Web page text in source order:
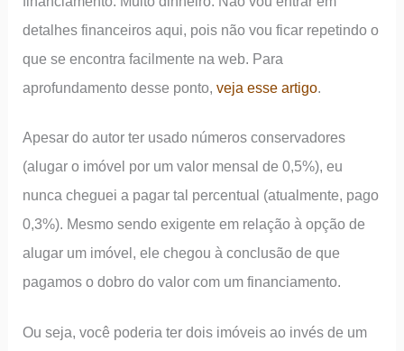
detalhes financeiros aqui, pois não vou ficar repetindo o
que se encontra facilmente na web. Para
aprofundamento desse ponto,veja esse artigo.
Apesar do autor ter usado números conservadores
(alugar o imóvel por um valor mensal de 0,5%), eu
nunca cheguei a pagar tal percentual (atualmente, pago
0,3%). Mesmo sendo exigente em relação à opção de
alugar um imóvel, ele chegou à conclusão de que
pagamos o dobro do valor com um financiamento.
Ou seja, você poderia ter dois imóveis ao invés de um